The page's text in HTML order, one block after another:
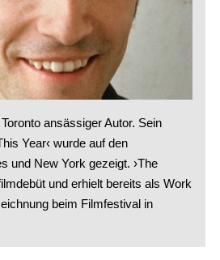
ansässiger Autor. Sein
Year‹ wurde auf den
und New York gezeigt. ›The
und erhielt bereits als Work
beim Filmfestival in